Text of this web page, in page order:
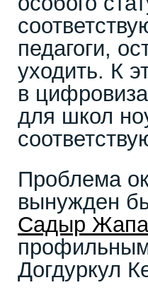
педагоги,
уходить. К
в
для школ
Проблема
вынужден
Садыр
Догдуркул